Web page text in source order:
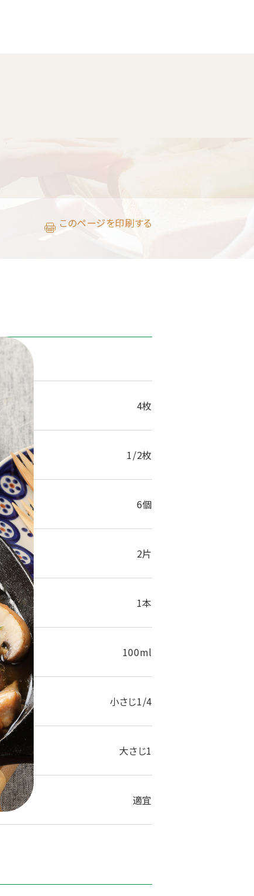
このページを印刷する
4枚
1/2枚
6個
2片
1本
100ml
小さじ1/4
大さじ1
適宜